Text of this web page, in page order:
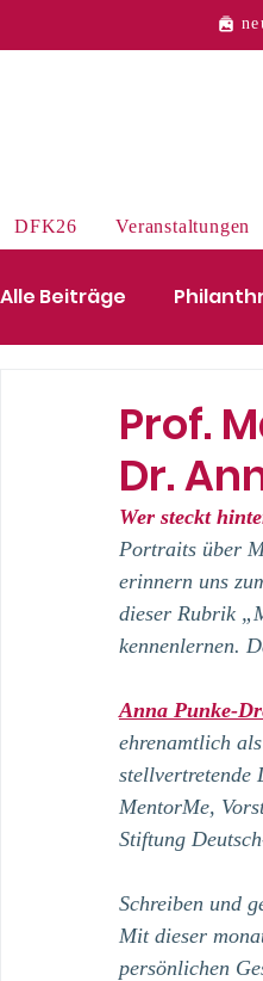
DFK26 Veranstaltungen
Alle Beiträge
Prof.
Dr.
Wer steckt
Portraits über
erinnern uns
dieser Rubrik
kennenlernen.
Anna Punke-
ehrenamtlich
stellvertretende
MentorMe,
Stiftung
Schreiben und
Mit dieser
persönlichen